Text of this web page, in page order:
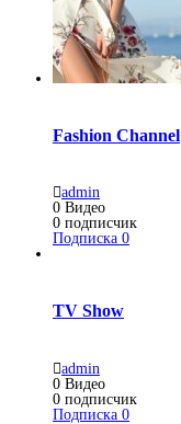
Fashion Channel
admin
0 Видео
0 подписчик
Подписка 0
TV Show
admin
0 Видео
0 подписчик
Подписка 0